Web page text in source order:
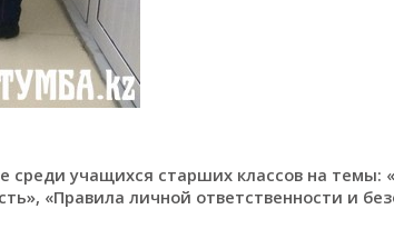
среди учащихся старших классов на темы:
«Правила личной ответственности и